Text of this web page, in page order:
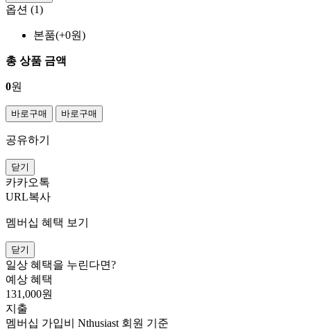
옵션 (1)
본품(+0원)
총 상품 금액
0원
바로구매 바로구매
공유하기
닫기
카카오톡
URL복사
멤버십 혜택 보기
닫기
일상 혜택을 누린다면?
예상 혜택
131,000원
지출
멤버십 가입비
Nthusiast 회원 기준